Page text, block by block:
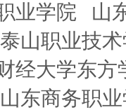
业学院
山
泰山职业技
经大学东方
山东商务职